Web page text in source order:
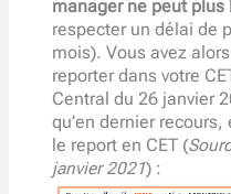
manager ne peut plus
respecter un délai de
mois). Vous avez
reporter dans votre
Central du 26 janvier
qu’en dernier
le report en CET (
janvier 2021) :